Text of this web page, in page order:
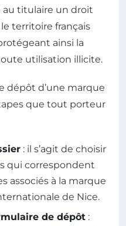
au titulaire un droit
territoire français
ainsi la
utilisation illicite.
dépôt d’une marque
que tout porteur
: il s’agit de choisir
qui correspondent
associés à la marque
de Nice.
de dépôt :